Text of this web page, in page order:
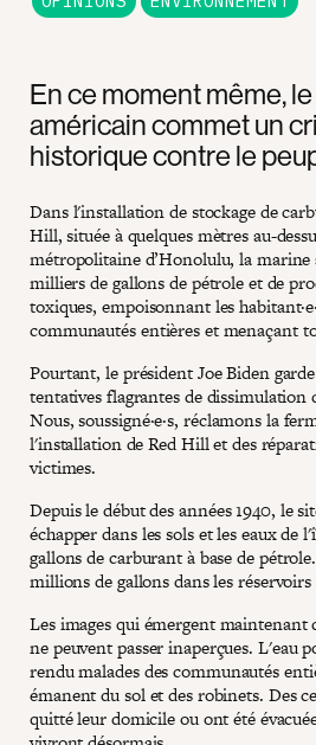
En ce moment même,
américain commet un
historique contre le
Dans l'installation de stockage de
Hill, située à quelques mètres au-
métropolitaine d’Honolulu, la marine
milliers de gallons de pétrole et de
toxiques, empoisonnant les
communautés entières et menaçant
Pourtant, le président Joe Biden
tentatives flagrantes de dissimulation
Nous, soussigné·e·s, réclamons la
l'installation de Red Hill et des
victimes.
Depuis le début des années 1940, le
échapper dans les sols et les eaux de
gallons de carburant à base de
millions de gallons dans les
Les images qui émergent maintenant
ne peuvent passer inaperçues. L'eau
rendu malades des communautés
émanent du sol et des robinets. Des
quitté leur domicile ou ont été